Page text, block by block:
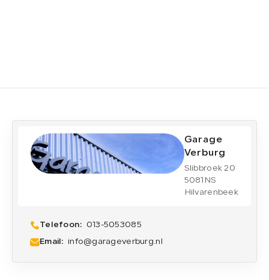
Garage
Verburg
Slibbroek 20
5081NS
Hilvarenbeek
Telefoon: 013-5053085
Email: info@garageverburg.nl